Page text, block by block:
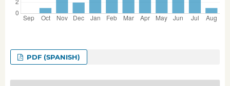
PDF (SPANISH)